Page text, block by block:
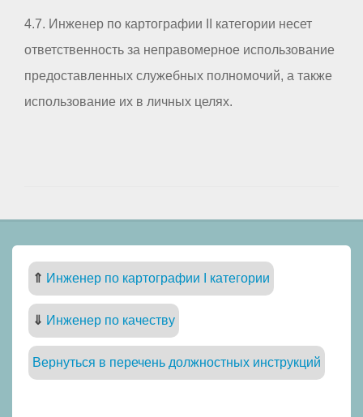
4.7. Инженер по картографии II категории несет
ответственность за неправомерное использование
предоставленных служебных полномочий, а также
использование их в личных целях.
⇑ Инженер по картографии I категории
⇓ Инженер по качеству
Вернуться в перечень должностных инструкций